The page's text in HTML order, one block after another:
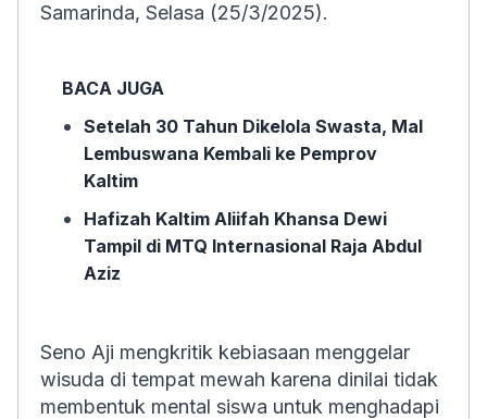
Samarinda, Selasa (25/3/2025).
BACA JUGA
Setelah 30 Tahun Dikelola Swasta, Mal
Lembuswana Kembali ke Pemprov
Kaltim
Hafizah Kaltim Aliifah Khansa Dewi
Tampil di MTQ Internasional Raja Abdul
Aziz
Seno Aji mengkritik kebiasaan menggelar
wisuda di tempat mewah karena dinilai tidak
membentuk mental siswa untuk menghadapi